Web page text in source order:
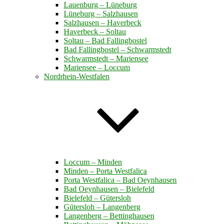
Lauenburg – Lüneburg
Lüneburg – Salzhausen
Salzhausen – Haverbeck
Haverbeck – Soltau
Soltau – Bad Fallingbostel
Bad Fallingbostel – Schwarmstedt
Schwarmstedt – Mariensee
Mariensee – Loccum
Nordrhein-Westfalen
Loccum – Minden
Minden – Porta Westfalica
Porta Westfalica – Bad Oeynhausen
Bad Oeynhausen – Bielefeld
Bielefeld – Gütersloh
Gütersloh – Langenberg
Langenberg – Bettinghausen